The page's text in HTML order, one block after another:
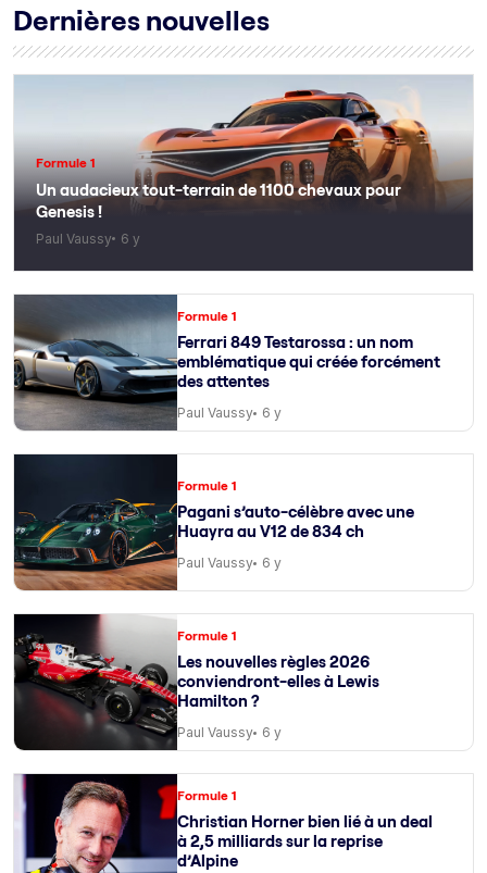
Dernières nouvelles
Formule 1
Un audacieux tout-terrain de 1100 chevaux pour
Genesis !
Paul Vaussy 6 y
Formule 1
Ferrari 849 Testarossa : un nom
emblématique qui créée forcément
des attentes
Paul Vaussy 6 y
Formule 1
Pagani s’auto-célèbre avec une
Huayra au V12 de 834 ch
Paul Vaussy 6 y
Formule 1
Les nouvelles règles 2026
conviendront-elles à Lewis
Hamilton ?
Paul Vaussy 6 y
Formule 1
Christian Horner bien lié à un deal
à 2,5 milliards sur la reprise
d’Alpine